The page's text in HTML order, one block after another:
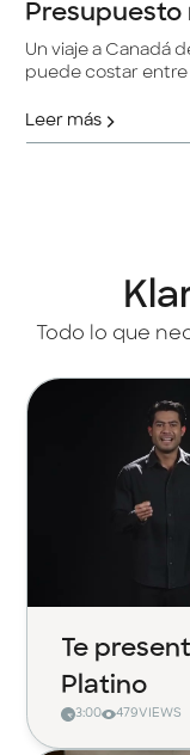
Presupuesto
Un viaje a Canadá
puede costar entre
visa.
Leer más
Todo lo que
Te
Platino
3:00 479VIEWS